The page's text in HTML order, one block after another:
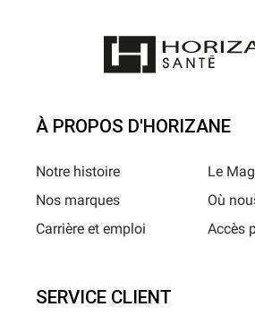
À PROPOS D'HORIZANE
Notre histoire
Nos marques
Carrière et emploi
Le Mag
Où
Accès
SERVICE CLIENT